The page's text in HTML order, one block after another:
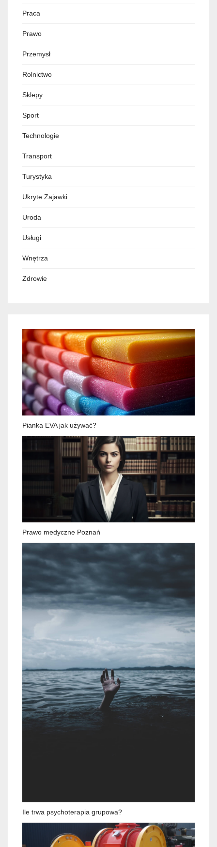
Praca
Prawo
Przemysł
Rolnictwo
Sklepy
Sport
Technologie
Transport
Turystyka
Ukryte Zajawki
Uroda
Usługi
Wnętrza
Zdrowie
Pianka EVA jak używać?
Prawo medyczne Poznań
Ile trwa psychoterapia grupowa?